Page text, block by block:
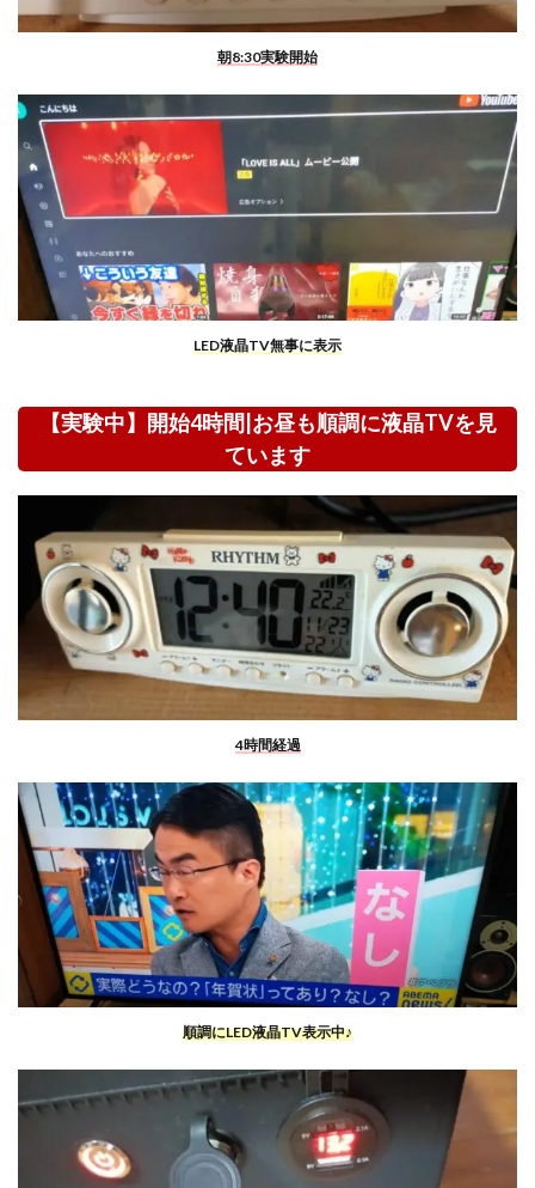
朝8:30実験開始
LED液晶TV無事に表示
【実験中】開始4時間|お昼も順調に液晶TVを見
ています
4時間経過
順調にLED液晶TV表示中♪